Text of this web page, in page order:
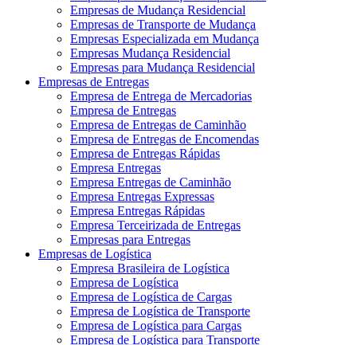
Empresas de Mudança Residencial
Empresas de Transporte de Mudança
Empresas Especializada em Mudança
Empresas Mudança Residencial
Empresas para Mudança Residencial
Empresas de Entregas
Empresa de Entrega de Mercadorias
Empresa de Entregas
Empresa de Entregas de Caminhão
Empresa de Entregas de Encomendas
Empresa de Entregas Rápidas
Empresa Entregas
Empresa Entregas de Caminhão
Empresa Entregas Expressas
Empresa Entregas Rápidas
Empresa Terceirizada de Entregas
Empresas para Entregas
Empresas de Logística
Empresa Brasileira de Logística
Empresa de Logística
Empresa de Logística de Cargas
Empresa de Logística de Transporte
Empresa de Logística para Cargas
Empresa de Logística para Transporte